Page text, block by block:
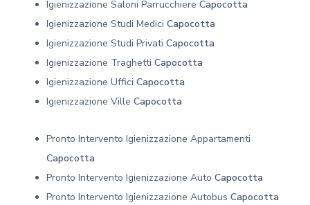
Igienizzazione Saloni Parrucchiere Capocotta
Igienizzazione Studi Medici Capocotta
Igienizzazione Studi Privati Capocotta
Igienizzazione Traghetti Capocotta
Igienizzazione Uffici Capocotta
Igienizzazione Ville Capocotta
Pronto Intervento Igienizzazione Appartamenti
Capocotta
Pronto Intervento Igienizzazione Auto Capocotta
Pronto Intervento Igienizzazione Autobus Capocotta